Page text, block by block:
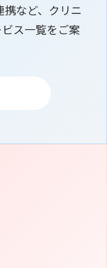
など、クリニ
ス一覧をご案